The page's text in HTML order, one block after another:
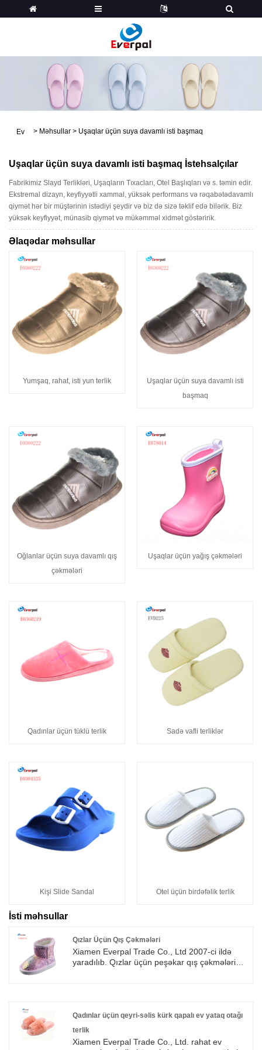
Ev > Məhsullar > Uşaqlar üçün suya davamlı isti başmaq
Uşaqlar üçün suya davamlı isti başmaq İstehsalçılar
Fabrikimiz Slayd Terlikləri, Uşaqların Tıxacları, Otel Başlıqları və s. təmin edir.
Ekstremal dizayn, keyfiyyətli xammal, yüksək performans və rəqabətədavamlı
qiymət hər bir müştərinin istədiyi şeydir və biz də sizə təklif edə bilərik. Biz
yüksək keyfiyyət, münasib qiymət və mükəmməl xidmət göstəririk.
Əlaqədar məhsullar
Yumşaq, rahat, isti yun terlik
Uşaqlar üçün suya davamlı isti
başmaq
Oğlanlar üçün suya davamlı qış
çəkmələri
Uşaqlar üçün yağış çəkmələri
Qadınlar üçün tüklü terlik Sadə vafli terliklər
Kişi Slide Sandal Otel üçün birdəfəlik terlik
İsti məhsullar
Qızlar Üçün Qış Çəkmələri
Xiamen Everpal Trade Co., Ltd 2007-ci ildə
yaradılıb. Qızlar üçün peşəkar qış çəkmələri
üçün məhsullar təqdim edirik. Şirkətimiz
keyfiyyətin yaşaması, reputasiyası və inkişafı
Qadınlar üçün qeyri-səlis kürk qapalı ev yataq otağı
terlik
Xiamen Everpal Trade Co., Ltd. rahat ev